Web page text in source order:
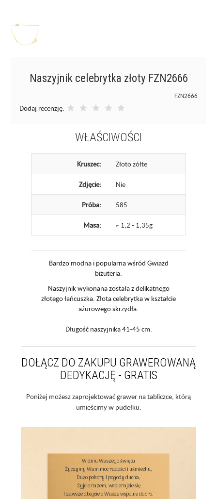
Naszyjnik celebrytka złoty FZN2666
FZN2666
Dodaj recenzję:
WŁAŚCIWOŚCI
Kruszec: Złoto żółte
Zdjęcie: Nie
Próba: 585
Masa: ~ 1,2 - 1,35g
Bardzo modna i popularna wśród Gwiazd
biżuteria.
Naszyjnik wykonana została z delikatnego
złotego łańcuszka. Złota celebrytka w kształcie
ażurowego skrzydła.
Długość naszyjnika 41-45 cm.
DOŁĄCZ DO ZAKUPU GRAWEROWANĄ
DEDYKACJĘ - GRATIS
Poniżej możesz zaprojektować grawer na tabliczce, którą
umieścimy w pudełku.
W dniu Waszego święta
Życzymy Wam moc radości i uśmiechu,
Dużo pokory i pogody ducha,
Żyjcie razem, wspierajcie się
I zawsze dbajcie o Wasze wspólne dobro.